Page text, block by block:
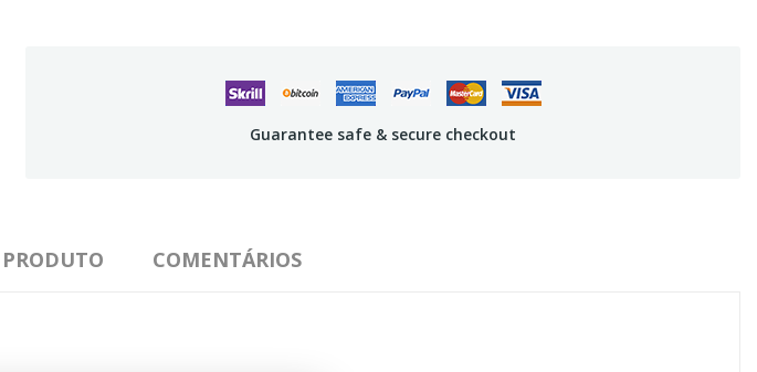
Guarantee safe & secure checkout
COMENTÁRIOS